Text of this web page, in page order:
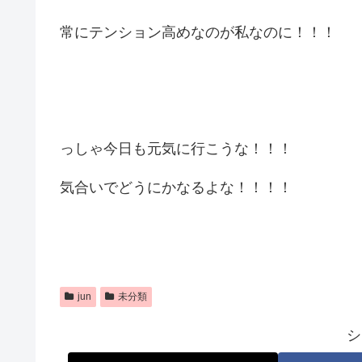
常にテンション高めなのが私なのに！！！
っしゃ今日も元気に行こうな！！！
気合いでどうにかなるよな！！！！
jun 未分類